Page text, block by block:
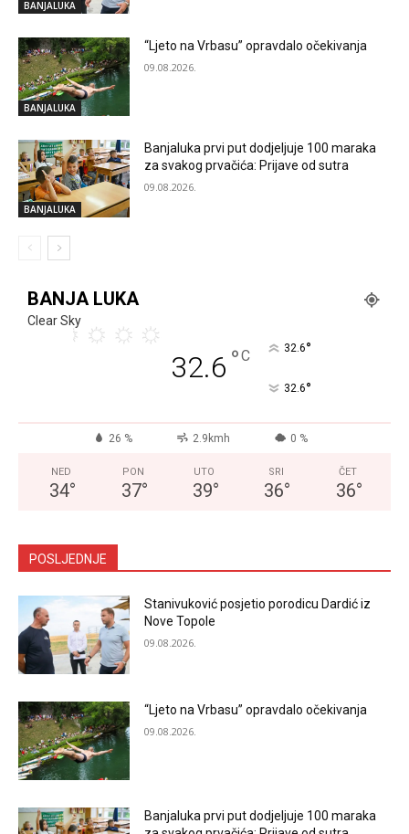
BANJALUKA
BANJALUKA
“Ljeto na Vrbasu” opravdalo očekivanja
09.08.2026.
BANJALUKA
Banjaluka prvi put dodjeljuje 100 maraka
za svakog prvačića: Prijave od sutra
09.08.2026.
BANJA LUKA
Clear Sky
32.6 °C 32.6°
32.6°
26 % 2.9kmh 0 %
NED
34°
PON
37°
UTO
39°
SRI
36°
ČET
36°
POSLJEDNJE
Stanivuković posjetio porodicu Dardić iz
Nove Topole
09.08.2026.
“Ljeto na Vrbasu” opravdalo očekivanja
09.08.2026.
Banjaluka prvi put dodjeljuje 100 maraka